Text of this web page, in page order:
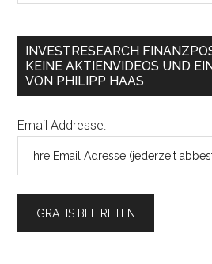
INVESTRESEARCH
KEINE AKTIENVIDEOS UND
VON PHILIPP HAAS
Email Addresse: